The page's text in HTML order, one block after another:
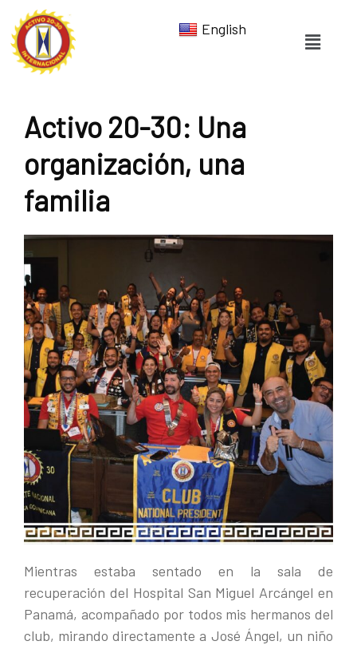
English
Activo 20-30: Una
organización, una
familia
Mientras estaba sentado en la sala de
recuperación del Hospital San Miguel Arcángel en
Panamá, acompañado por todos mis hermanos del
club, mirando directamente a José Ángel, un niño